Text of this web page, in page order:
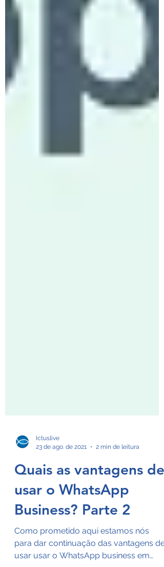
23 de ago. de 2021
2 min de leitura
Quais as vantagens de
usar o WhatsApp
Business? Parte 2
Como prometido aqui estamos nós
para dar continuação das vantagens de